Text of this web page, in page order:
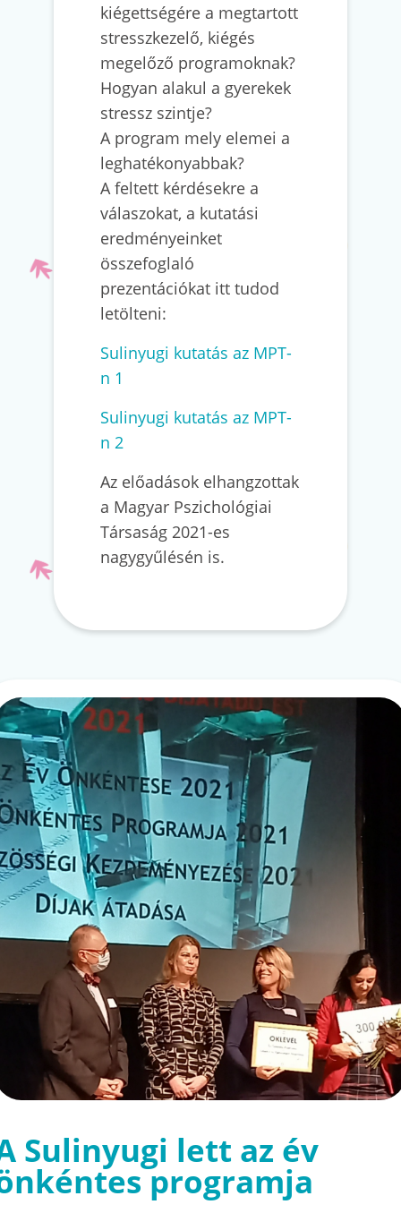
kiégettségére a megtartott
stresszkezelő, kiégés
megelőző programoknak?
Hogyan alakul a gyerekek
stressz szintje?
A program mely elemei a
leghatékonyabbak?
A feltett kérdésekre a
válaszokat, a kutatási
eredményeinket
összefoglaló
prezentációkat itt tudod
letölteni:
Sulinyugi kutatás az MPT-
n 1
Sulinyugi kutatás az MPT-
n 2
Az előadások elhangzottak
a Magyar Pszichológiai
Társaság 2021-es
nagygyűlésén is.
Sulinyugi lett az év
programja